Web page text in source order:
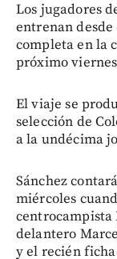
Los jugadores
entrenan
completa en la
próximo
El viaje se
selección de
a la undécima
Sánchez
miércoles
centrocampista
delantero
y el recién